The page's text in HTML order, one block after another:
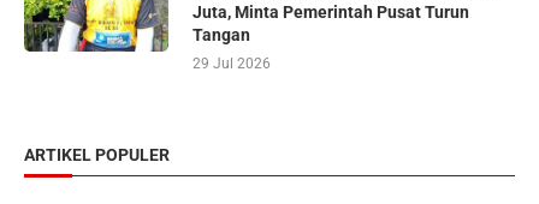
Juta, Minta Pemerintah Pusat Turun
Tangan
29 Jul 2026
ARTIKEL POPULER